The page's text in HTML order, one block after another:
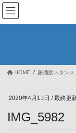
コ
ン
テ
ス
ナ
ビ
ゲ
ン
HOME 廉価版スタンス
2020年4月11日 / 最終更
IMG_5982